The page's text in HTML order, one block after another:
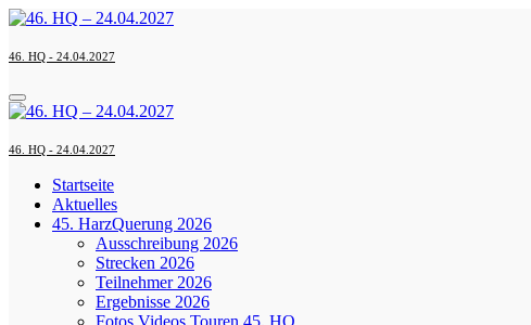
Zum
springen
46. HQ - 24.04.2027
46. HQ - 24.04.2027
Startseite
Aktuelles
45. HarzQuerung 2026
Ausschreibung 2026
Strecken 2026
Teilnehmer 2026
Ergebnisse 2026
Fotos Videos Touren 45. HQ